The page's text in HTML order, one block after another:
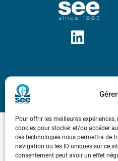
Pour offrir les meilleures
cookies pour stocker et/ou accéder
ces technologies nous permettra de
navigation ou les ID uniques sur ce
consentement peut avoir un effet